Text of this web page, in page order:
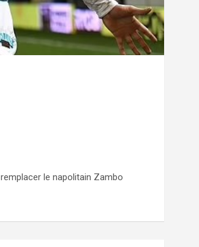
le napolitain Zambo